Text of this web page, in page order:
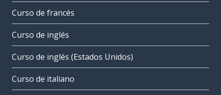
Curso de francés
Curso de inglés
Curso de inglés (Estados Unidos)
Curso de italiano